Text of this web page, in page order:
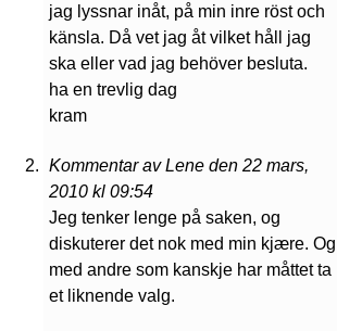
jag lyssnar inåt, på min inre röst och
känsla. Då vet jag åt vilket håll jag
ska eller vad jag behöver besluta.
ha en trevlig dag
kram
Kommentar av Lene den 22 mars,
2010 kl 09:54
Jeg tenker lenge på saken, og
diskuterer det nok med min kjære. Og
med andre som kanskje har måttet ta
et liknende valg.